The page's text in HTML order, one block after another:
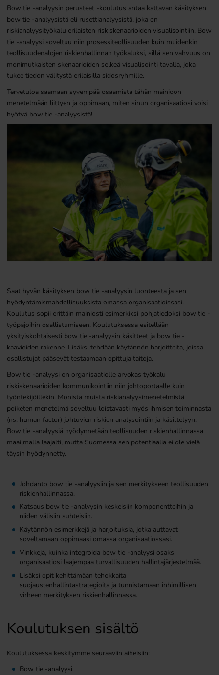
Bow tie -analyysin perusteet -koulutus antaa kattavan käsityksen
bow tie -analyysistä eli rusettianalyysistä, joka on
riskianalyysityökalu erilaisten riskiskenaarioiden visualisointiin. Bow
tie -analyysi soveltuu niin prosessiteollisuuden kuin muidenkin
teollisuudenalojen riskienhallinnan työkaluksi, sillä sen vahvuus on
monimutkaisten skenaarioiden selkeä visualisointi tavalla, joka
tukee tiedon välitystä erilaisilla sidosryhmille.
Tervetuloa saamaan syvempää osaamista tähän mainioon
menetelmään liittyen ja oppimaan, miten sinun organisaatiosi voisi
hyötyä bow tie -analyysistä!
Saat hyvän käsityksen bow tie -analyysin luonteesta ja sen
hyödyntämismahdollisuuksista omassa organisaatioissasi.
Koulutus sopii erittäin mainiosti esimerkiksi pohjatiedoksi bow tie -
työpajoihin osallistumiseen. Koulutuksessa esitellään
yksityiskohtaisesti bow tie -analyysin käsitteet ja bow tie -
kaavioiden rakenne. Lisäksi tehdään käytännön harjoitteita, joissa
osallistujat pääsevät testaamaan opittuja taitoja.
Bow tie -analyysi on organisaatiolle arvokas työkalu
riskiskenaarioiden kommunikointiin niin johtoportaalle kuin
työntekijöillekin. Monista muista riskianalyysimenetelmistä
poiketen menetelmä soveltuu loistavasti myös ihmisen toiminnasta
(ns. human factor) johtuvien riskien analysointiin ja käsittelyyn.
Bow tie -analyysiä hyödynnetään teollisuuden riskienhallinnassa
maailmalla laajalti, mutta Suomessa sen potentiaalia ei ole vielä
täysin hyödynnetty.
Johdanto bow tie -analyysiin ja sen merkitykseen teollisuuden
riskienhallinnassa.
Katsaus bow tie -analyysin keskeisiin komponentteihin ja
niiden välisiin suhteisiin.
Käytännön esimerkkejä ja harjoituksia, jotka auttavat
soveltamaan oppimaasi omassa organisaatiossasi.
Vinkkejä, kuinka integroida bow tie -analyysi osaksi
organisaatiosi laajempaa turvallisuuden hallintajärjestelmää.
Lisäksi opit kehittämään tehokkaita
suojaustenhallintastrategioita ja tunnistamaan inhimillisen
virheen merkityksen riskienhallinnassa.
Koulutuksen sisältö
Koulutuksessa keskitymme seuraaviin aiheisiin:
Bow tie -analyysi